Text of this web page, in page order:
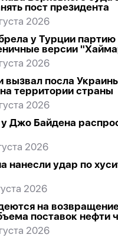
пост президента
2026
у Турции партию
версии
2026
посла
территории страны
2026
Джо Байдена
2026
нанесли удар по
2026
на
поставок нефти
2026